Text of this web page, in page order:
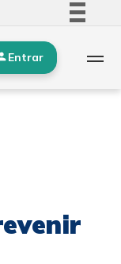
BR
Entrar